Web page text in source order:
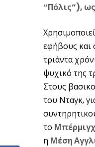
“Πόλις”),
εφήβους και
τριάντα
ψυχικό της
Στους
του Νταγκ,
το
η Μέση